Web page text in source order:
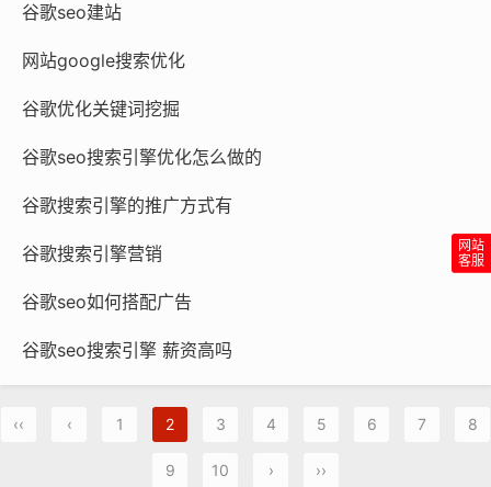
谷歌seo建站
网站google搜索优化
谷歌优化关键词挖掘
谷歌seo搜索引擎优化怎么做的
谷歌搜索引擎的推广方式有
谷歌搜索引擎营销
谷歌seo如何搭配广告
谷歌seo搜索引擎 薪资高吗
‹‹ ‹ 1 2 3 4 5 6 7 8
9 10 › ››